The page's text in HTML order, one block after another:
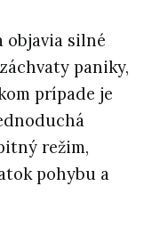
objavia silné
paniky,
prípade je
režim,
pohybu a